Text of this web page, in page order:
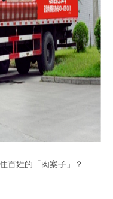
百姓的「肉案子」？